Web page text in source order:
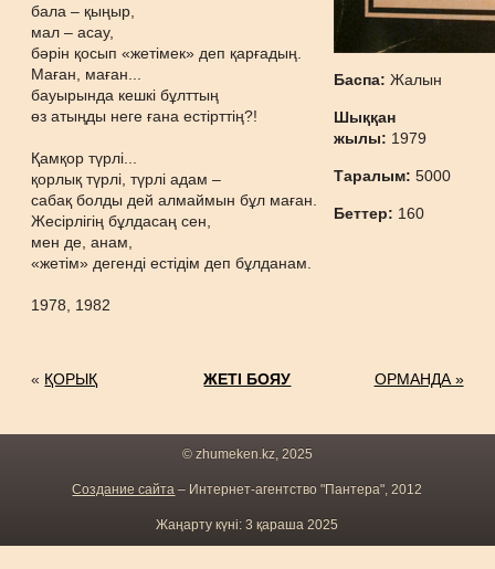
бала – қыңыр,
мал – асау,
бәрін қосып «жетімек» деп қарғадың.
Маған, маған...
бауырында кешкі бұлттың
өз атыңды неге ғана естірттің?!
Қамқор түрлі...
қорлық түрлі, түрлі адам –
сабақ болды дей алмаймын бұл маған.
Жесірлігің бұлдасаң сен,
мен де, анам,
«жетім» дегенді естідім деп бұлданам.
1978, 1982
Баспа:Жалын
Шыққан
жылы: 1979
Таралым:5000
Беттер: 160
« ҚОРЫҚ ЖЕТІ БОЯУ ОРМАНДА »
© zhumeken.kz, 2025
Создание сайта – Интернет-агентство "Пантера", 2012
Жаңарту күні: 3 қараша 2025